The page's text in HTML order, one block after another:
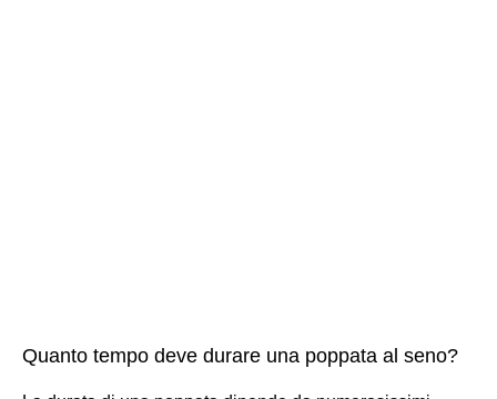
Quanto tempo deve durare una poppata al seno?